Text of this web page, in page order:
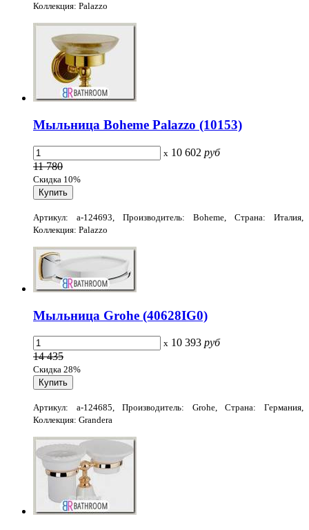
Коллекция: Palazzo
Мыльница Boheme Palazzo (10153)
x 10 602 руб
11 780
Скидка 10%
Артикул: a-124693, Производитель: Boheme, Страна: Италия,
Коллекция: Palazzo
Мыльница Grohe (40628IG0)
x 10 393 руб
14 435
Скидка 28%
Артикул: a-124685, Производитель: Grohe, Страна: Германия,
Коллекция: Grandera